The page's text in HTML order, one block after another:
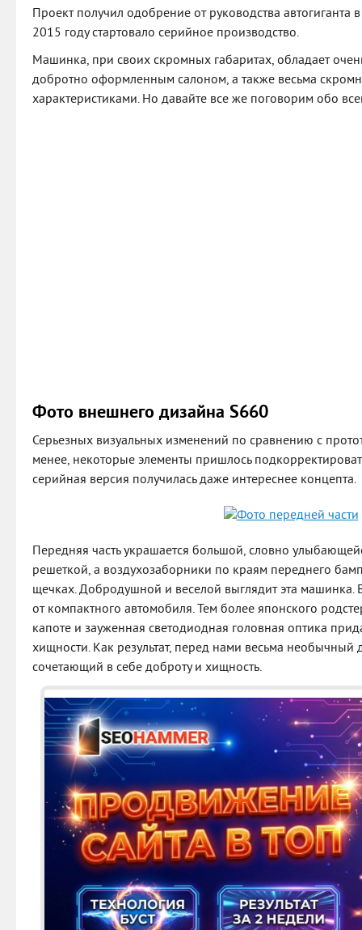
Проект получил одобрение от руководства автогиганта
2015 году стартовало серийное производство.
Машинка, при своих скромных габаритах, обладает
добротно оформленным салоном, а также весьма
характеристиками. Но давайте все же поговорим обо
Фото внешнего дизайна S660
Серьезных визуальных изменений по сравнению с
менее, некоторые элементы пришлось
серийная версия получилась даже интереснее концепта.
Передняя часть украшается большой, словно
решеткой, а воздухозаборники по краям переднего
щечках. Добродушной и веселой выглядит эта
от компактного автомобиля. Тем более японского
капоте и зауженная светодиодная головная оптика
хищности. Как результат, перед нами весьма необычный
сочетающий в себе доброту и хищность.